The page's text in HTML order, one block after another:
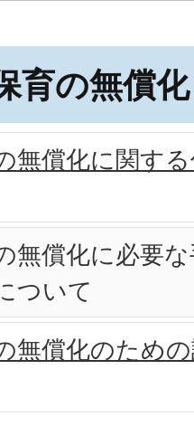
育の無償化
無償化に関す
無償化に必要
ついて
無償化のため